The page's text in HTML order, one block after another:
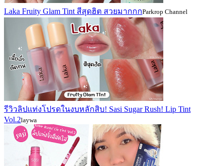
Laka Fruity Glam Tint สีสุดฮิต สวยมากกกParkrop Channel
รีวิวลิปแท่งโปรดในงบหลักสิบ! Sasi Sugar Rush! Lip Tint
Vol.2laywa